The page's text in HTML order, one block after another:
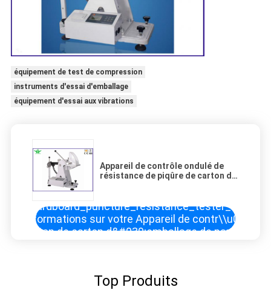
équipement de test de compression
instruments d'essai d'emballage
équipement d'essai aux vibrations
Appareil de contrôle ondulé de
résistance de piqûre de carton de
d'informations sur votre Appareil de contr\\u00f4le
carton de carton d&#039;emballage de papier pour
Top Produits